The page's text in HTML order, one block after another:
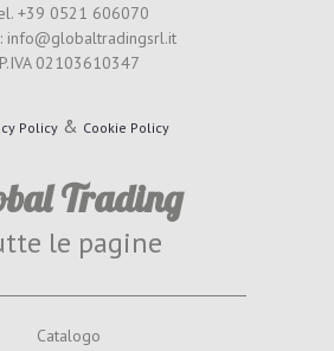
+39 0521 606070
info@globaltradingsrl.it
P.IVA 02103610347
Policy& Cookie Policy
Trading
le pagine
Catalogo